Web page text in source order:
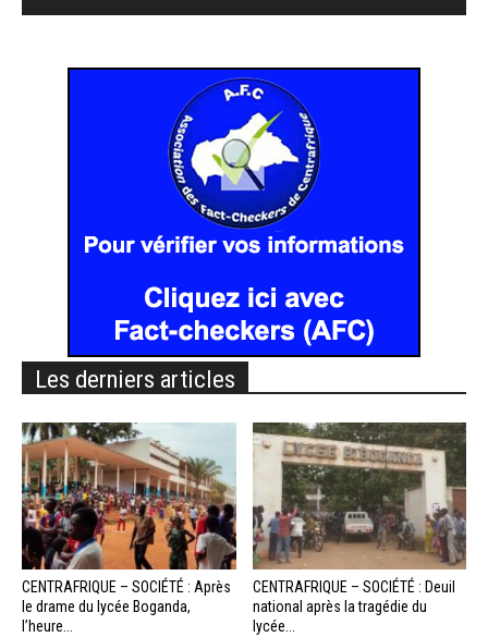
Les derniers articles
CENTRAFRIQUE – SOCIÉTÉ : Après
le drame du lycée Boganda,
l’heure...
CENTRAFRIQUE – SOCIÉTÉ : Deuil
national après la tragédie du
lycée...